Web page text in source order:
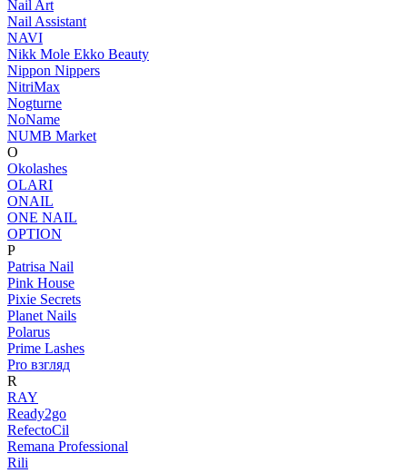
Nail Art
Nail Assistant
NAVI
Nikk Mole Ekko Beauty
Nippon Nippers
NitriMax
Nogturne
NoName
NUMB Market
O
Okolashes
OLARI
ONAIL
ONE NAIL
OPTION
P
Patrisa Nail
Pink House
Pixie Secrets
Planet Nails
Polarus
Prime Lashes
Pro взгляд
R
RAY
Ready2go
RefectoCil
Remana Professional
Rili